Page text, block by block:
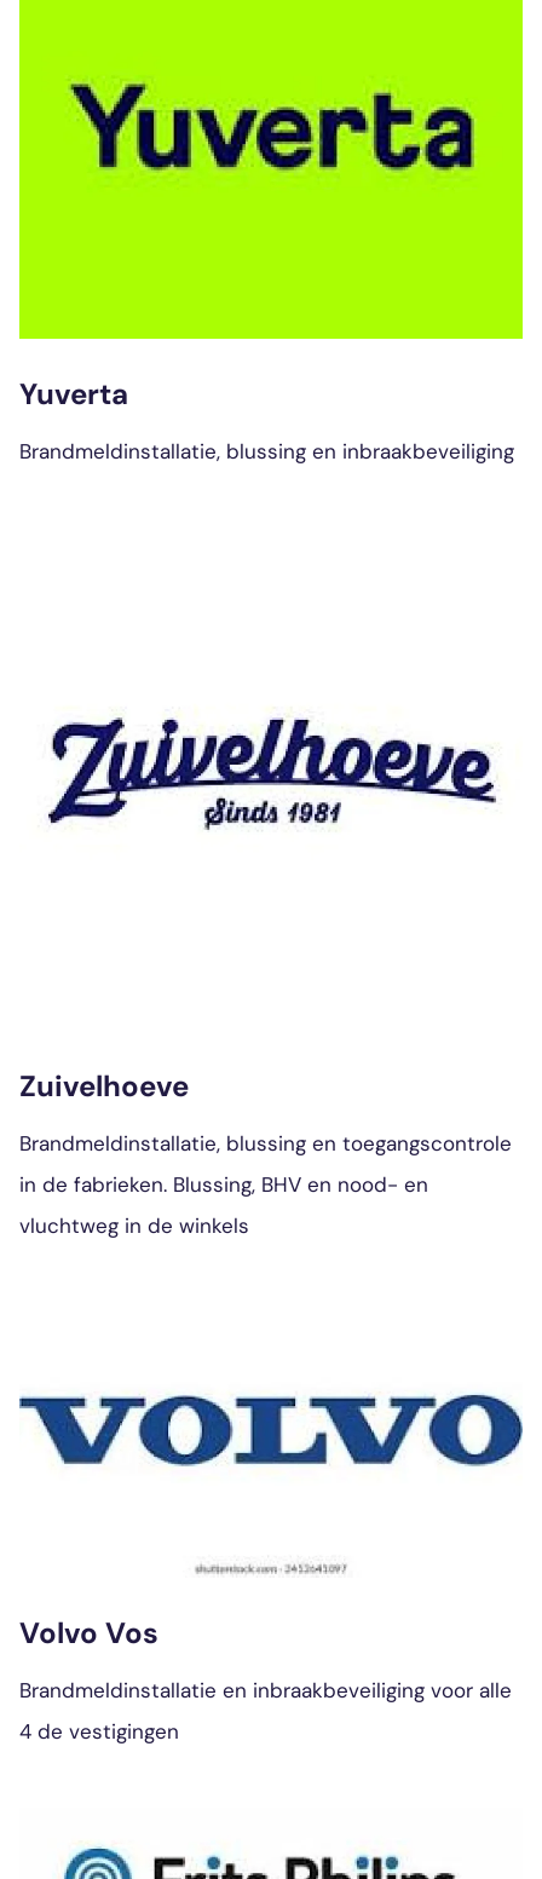
Yuverta
Brandmeldinstallatie, blussing en inbraakbeveiliging
Zuivelhoeve
Brandmeldinstallatie, blussing en toegangscontrole
in de fabrieken. Blussing, BHV en nood- en
vluchtweg in de winkels
Volvo Vos
Brandmeldinstallatie en inbraakbeveiliging voor alle
4 de vestigingen